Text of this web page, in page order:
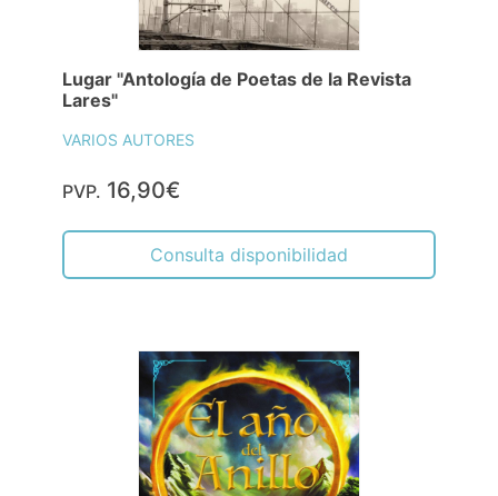
Lugar "Antología de Poetas de la Revista
Lares"
VARIOS AUTORES
PVP. 16,90€
Consulta disponibilidad